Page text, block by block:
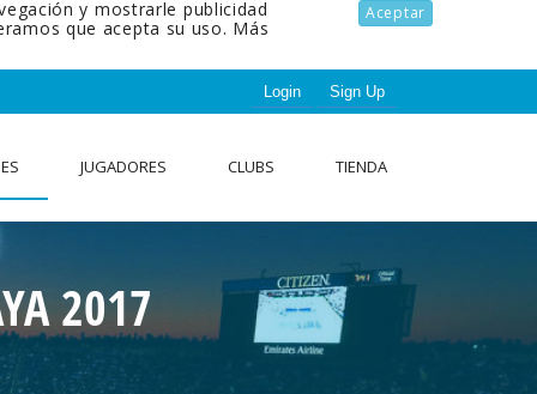
Aceptar
y mostrarle publicidad
que acepta su uso. Más
Login Sign Up
JUGADORES CLUBS TIENDA
2017